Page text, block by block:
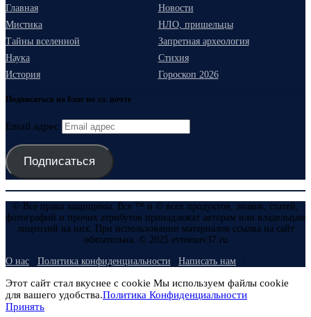
Главная
Новости
Мистика
НЛО, пришельцы
Тайны вселенной
Запретная археология
Наука
Стихия
История
Гороскоп 2026
Подписаться на блог по эл. почте
Email адрес
Подписаться
© Все права защищены. Все ™ и © всех продуктов, знаков, статей,
фотографий и прочих атрибутов принадлежат авторам или владельцам
лицензий на них. При использовании материалов ссылка на сайт
обязательна. © 2025 evmenov37.ru
О нас Политика конфиденциальности Написать нам
Этот сайт стал вкуснее с cookie Мы используем файлы cookie
для вашего удобства.Политика Конфиденциальности
Принять